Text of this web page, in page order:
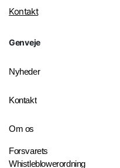
Kontakt
Genveje
Nyheder
Kontakt
Om os
Forsvarets
Whistleblowerordning